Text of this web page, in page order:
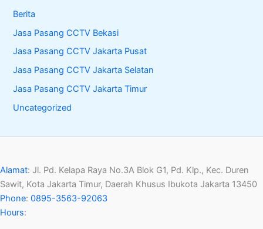
Berita
Jasa Pasang CCTV Bekasi
Jasa Pasang CCTV Jakarta Pusat
Jasa Pasang CCTV Jakarta Selatan
Jasa Pasang CCTV Jakarta Timur
Uncategorized
Alamat: Jl. Pd. Kelapa Raya No.3A Blok G1, Pd. Klp., Kec. Duren
Sawit, Kota Jakarta Timur, Daerah Khusus Ibukota Jakarta 13450
Phone: 0895-3563-92063
Hours: